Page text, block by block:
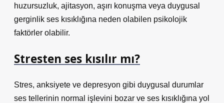
huzursuzluk, ajitasyon, aşırı konuşma veya duygusal
gerginlik ses kısıklığına neden olabilen psikolojik
faktörler olabilir.
Stresten ses kısılır mı?
Stres, anksiyete ve depresyon gibi duygusal durumlar
ses tellerinin normal işlevini bozar ve ses kısıklığına yol